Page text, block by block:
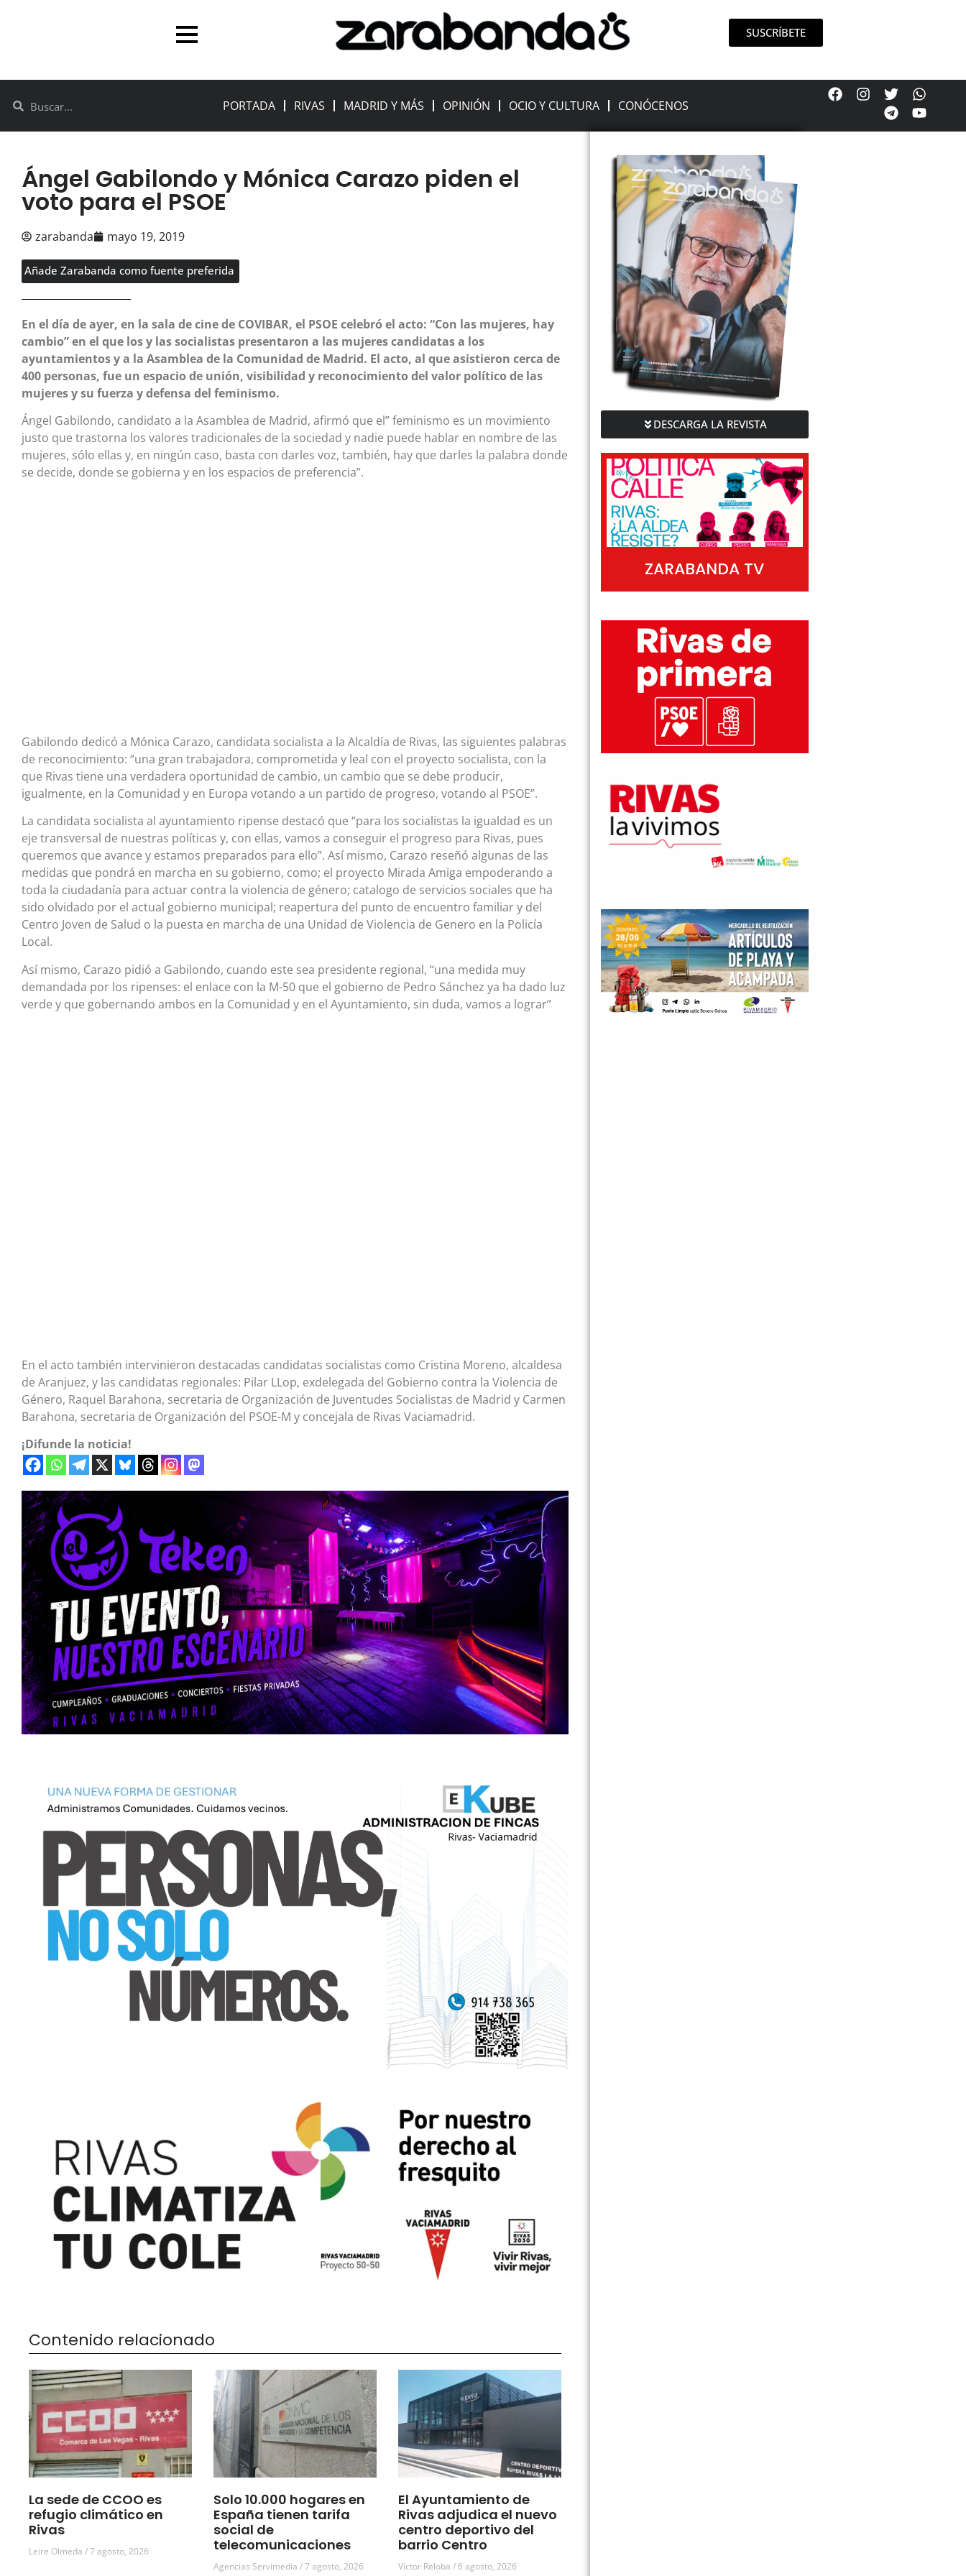
SUSCRÍBETE
PORTADA RIVAS MADRID Y MÁS OPINIÓN OCIO Y CULTURA CONÓCENOS
Ángel Gabilondo y Mónica Carazo piden el
voto para el PSOE
zarabanda mayo 19, 2019
Añade Zarabanda como fuente preferida
En el día de ayer, en la sala de cine de COVIBAR, el PSOE celebró el acto: “Con las mujeres, hay
cambio” en el que los y las socialistas presentaron a las mujeres candidatas a los
ayuntamientos y a la Asamblea de la Comunidad de Madrid. El acto, al que asistieron cerca de
400 personas, fue un espacio de unión, visibilidad y reconocimiento del valor político de las
mujeres y su fuerza y defensa del feminismo.
Ángel Gabilondo, candidato a la Asamblea de Madrid, afirmó que el” feminismo es un movimiento
justo que trastorna los valores tradicionales de la sociedad y nadie puede hablar en nombre de las
mujeres, sólo ellas y, en ningún caso, basta con darles voz, también, hay que darles la palabra donde
se decide, donde se gobierna y en los espacios de preferencia”.
Gabilondo dedicó a Mónica Carazo, candidata socialista a la Alcaldía de Rivas, las siguientes palabras
de reconocimiento: “una gran trabajadora, comprometida y leal con el proyecto socialista, con la
que Rivas tiene una verdadera oportunidad de cambio, un cambio que se debe producir,
igualmente, en la Comunidad y en Europa votando a un partido de progreso, votando al PSOE”.
La candidata socialista al ayuntamiento ripense destacó que “para los socialistas la igualdad es un
eje transversal de nuestras políticas y, con ellas, vamos a conseguir el progreso para Rivas, pues
queremos que avance y estamos preparados para ello”. Así mismo, Carazo reseñó algunas de las
medidas que pondrá en marcha en su gobierno, como; el proyecto Mirada Amiga empoderando a
toda la ciudadanía para actuar contra la violencia de género; catalogo de servicios sociales que ha
sido olvidado por el actual gobierno municipal; reapertura del punto de encuentro familiar y del
Centro Joven de Salud o la puesta en marcha de una Unidad de Violencia de Genero en la Policía
Local.
Así mismo, Carazo pidió a Gabilondo, cuando este sea presidente regional, “una medida muy
demandada por los ripenses: el enlace con la M-50 que el gobierno de Pedro Sánchez ya ha dado luz
verde y que gobernando ambos en la Comunidad y en el Ayuntamiento, sin duda, vamos a lograr”
En el acto también intervinieron destacadas candidatas socialistas como Cristina Moreno, alcaldesa
de Aranjuez, y las candidatas regionales: Pilar LLop, exdelegada del Gobierno contra la Violencia de
Género, Raquel Barahona, secretaria de Organización de Juventudes Socialistas de Madrid y Carmen
Barahona, secretaria de Organización del PSOE-M y concejala de Rivas Vaciamadrid.
¡Difunde la noticia!
Contenido relacionado
La sede de CCOO es
refugio climático en
Rivas
Leire Olmeda 7 agosto, 2026
Solo 10.000 hogares en
España tienen tarifa
social de
telecomunicaciones
Agencias Servimedia 7 agosto, 2026
El Ayuntamiento de
Rivas adjudica el nuevo
centro deportivo del
barrio Centro
Víctor Reloba 6 agosto, 2026
DESCARGA LA REVISTA
ZARABANDA TV